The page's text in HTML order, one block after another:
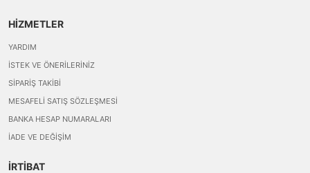
HİZMETLER
YARDIM
İSTEK VE ÖNERILERINIZ
SIPARIŞ TAKIBI
MESAFELI SATIŞ SÖZLEŞMESI
BANKA HESAP NUMARALARI
İADE VE DEĞIŞIM
İRTİBAT